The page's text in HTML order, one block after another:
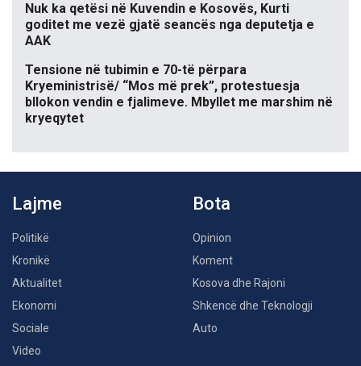
Nuk ka qetësi në Kuvendin e Kosovës, Kurti
goditet me vezë gjatë seancës nga deputetja e
AAK
Tensione në tubimin e 70-të përpara
Kryeministrisë/ “Mos më prek”, protestuesja
bllokon vendin e fjalimeve. Mbyllet me marshim në
kryeqytet
Lajme
Politikë
Kronikë
Aktualitet
Ekonomi
Sociale
Video
Bota
Opinion
Koment
Kosova dhe Rajoni
Shkencë dhe Teknologji
Auto